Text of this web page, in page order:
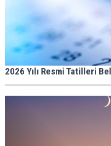
2026 Yılı Resmi Tatilleri